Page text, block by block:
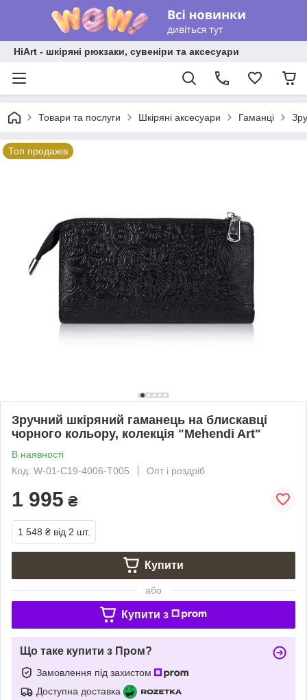
HiArt - шкіряні рюкзаки, сувеніри та аксесуари
Товари та послуги Шкіряні аксесуари Гаманці
Топ продажів
Зручний шкіряний гаманець на блискавці
чорного кольору, колекція "Mehendi Art"
В наявності
Код: W-01-C19-4006-T005
Опт і роздріб
1 995 ₴
1 548 ₴ від 2 шт.
Купити
або
Купити з
Що таке купити з Пром?
Замовлення під захистом
Доступна доставка